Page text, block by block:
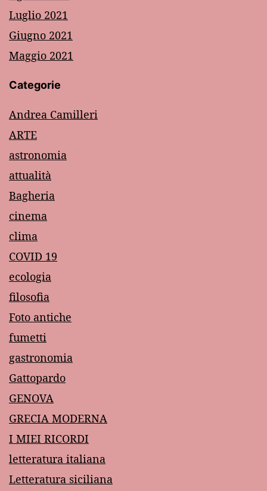
Luglio 2021
Giugno 2021
Maggio 2021
Categorie
Andrea Camilleri
ARTE
astronomia
attualità
Bagheria
cinema
clima
COVID 19
ecologia
filosofia
Foto antiche
fumetti
gastronomia
Gattopardo
GENOVA
GRECIA MODERNA
I MIEI RICORDI
letteratura italiana
Letteratura siciliana